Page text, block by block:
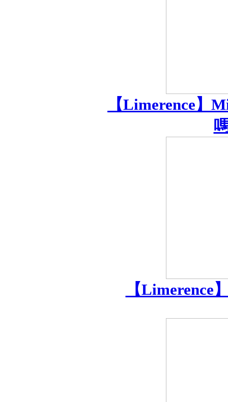
【Limerence】
【Limerence